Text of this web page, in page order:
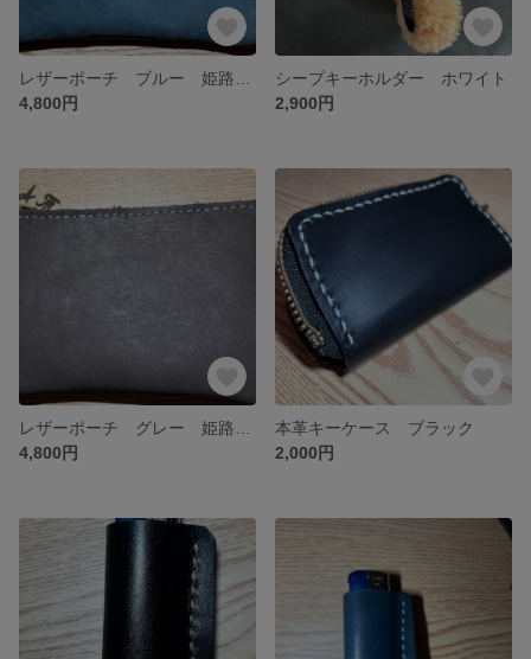
4,800円
シープキーホルダー ホワイト
2,900円
4,800円
本革キーケース ブラック
2,000円